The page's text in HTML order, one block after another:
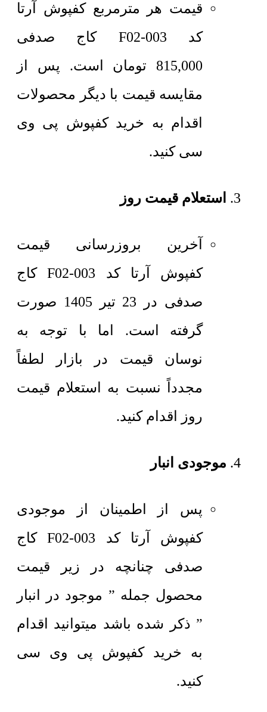
قیمت هر مترمربع کفپوش آرتا
کد F02-003 کاج صدفی
815,000
تومان است. پس از
مقایسه قیمت با دیگر محصولات
اقدام به خرید کفپوش پی وی
سی کنید.
استعلام قیمت روز
آخرین بروزرسانی قیمت
کفپوش آرتا کد F02-003 کاج
صدفی در 23 تیر 1405 صورت
گرفته است. اما با توجه به
نوسان قیمت در بازار لطفاً
مجدداً نسبت به استعلام قیمت
روز اقدام کنید.
موجودی انبار
پس از اطمینان از موجودی
کفپوش آرتا کد F02-003 کاج
صدفی چنانچه در زیر قیمت
محصول جمله ” موجود در انبار
” ذکر شده باشد میتوانید اقدام
به خرید کفپوش پی وی سی
کنید.